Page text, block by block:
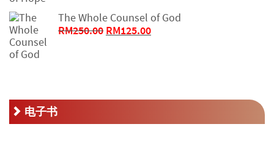
为：
RM29.00。
The Whole Counsel of God
RM250.00 原
RM125.00当
RM125.00。
电子书